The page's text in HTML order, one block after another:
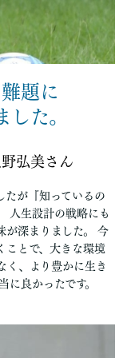
題に
た。
さん
たが『知っているの
人生設計の戦略にも
が深まりました。 今
ことで、大きな環境
く、より豊かに生き
に良かったです。